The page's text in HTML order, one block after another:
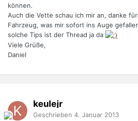
können.
Auch die Vette schau ich mir an, danke
Fahrzeug, was mir sofort ins Auge
solche Tips ist der Thread ja da
Viele Grüße,
Daniel
keulejr
Geschrieben 4. Januar 2013